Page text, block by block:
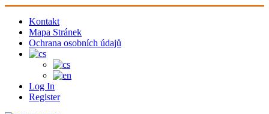
Kontakt
Mapa Stránek
Ochrana osobních údajů
Log In
Register